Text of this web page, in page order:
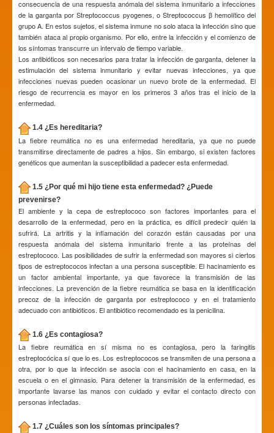
consecuencia de una respuesta anómala del sistema inmunitario a infecciones
de la garganta por Streptococcus pyogenes, o Streptococcus β hemolítico del
grupo A. En estos sujetos, el sistema inmune no solo ataca la infección sino que
también ataca al propio organismo. Por ello, entre la infección y el comienzo de
los síntomas transcurre un intervalo de tiempo variable.
Los antibióticos son necesarios para tratar la infección de garganta, detener la
estimulación del sistema inmunitario y evitar nuevas infecciones, ya que
infecciones nuevas pueden ocasionar un nuevo brote de la enfermedad. El
riesgo de recurrencia es mayor en los primeros 3 años tras el inicio de la
enfermedad.
1.4 ¿Es hereditaria?
La fiebre reumática no es una enfermedad hereditaria, ya que no puede
transmitirse directamente de padres a hijos. Sin embargo, si existen factores
genéticos que aumentan la susceptibilidad a padecer esta enfermedad.
1.5 ¿Por qué mi hijo tiene esta enfermedad? ¿Puede
prevenirse?
El ambiente y la cepa de estreptococo son factores importantes para el
desarrollo de la enfermedad, pero en la práctica, es difícil predecir quién la
sufrirá. La artritis y la inflamación del corazón están causadas por una
respuesta anómala del sistema inmunitario frente a las proteínas del
estreptococo. Las posibilidades de sufrir la enfermedad son mayores si ciertos
tipos de estreptococos infectan a una persona susceptible. El hacinamiento es
un factor ambiental importante, ya que favorece la transmisión de las
infecciones. La prevención de la fiebre reumática se basa en la identificación
precoz de la infección de garganta por estreptococo y en el tratamiento
adecuado con antibióticos. El antibiótico recomendado es la penicilina.
1.6 ¿Es contagiosa?
La fiebre reumática en sí misma no es contagiosa, pero la faringitis
estreptocócica sí que lo es. Los estreptococos se transmiten de una persona a
otra, por lo que la infección se asocia con el hacinamiento en casa, en la
escuela o en el gimnasio. Para detener la transmisión de la enfermedad, es
importante lavarse las manos con cuidado y evitar el contacto directo con
personas infectadas.
1.7 ¿Cuáles son los síntomas principales?